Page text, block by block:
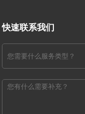
快速联系我们